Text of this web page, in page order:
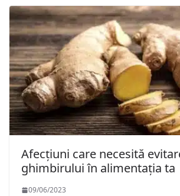
Afecțiuni care necesită
ghimbirului în alimentația ta
09/06/2023